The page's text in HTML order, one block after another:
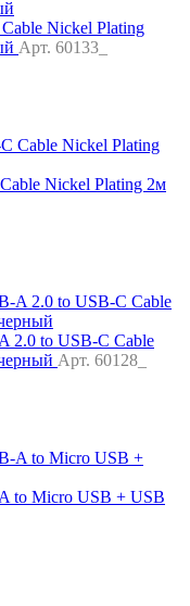
Nickel Plating
Арт. 60133_
Nickel Plating 2м
2.0 to USB-C Cable
Арт. 60128_
to Micro USB + USB